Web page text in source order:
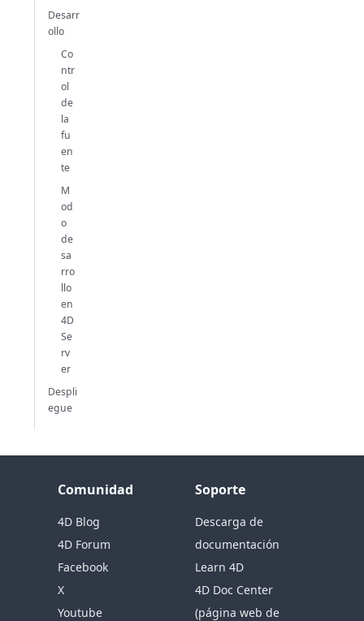
Desarr
ollo
Co
ntr
ol
de
la
fu
en
te
M
od
o
de
sa
rro
llo
en
4D
Se
rv
er
Despli
egue
Comunidad
4D Blog
4D Forum
Facebook
X
Youtube
Soporte
Descarga de
documentación
Learn 4D
4D Doc Center
(página web de